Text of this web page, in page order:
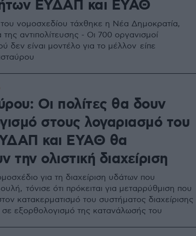
ΕΥΔΑΠ και ΕΥΑΘ
νομοσχεδίου τάχθηκε η Νέα Δημοκρατία,
αντιπολίτευσης - Οι 700 οργανισμοί
δεν είναι μοντέλο για το μέλλον είπε
Οι πολίτες θα δουν
στους λογαριασμό του
και ΕΥΑΘ θα
την ολιστική διαχείριση
για τη διαχείριση υδάτων που
τόνισε ότι πρόκειται για μεταρρύθμιση που
κατακερματισμό του συστήματος διαχείρισης
σε εξορθολογισμό της κατανάλωσής του